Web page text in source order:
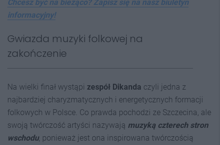
Chcesz być na bieżąco? Zapisz się na nasz biuletyn
informacyjny!
Gwiazda muzyki folkowej na
zakończenie
Na wielki finał wystąpi zespół Dikanda czyli jedna z
najbardziej charyzmatycznych i energetycznych formacji
folkowych w Polsce. Co prawda pochodzi ze Szczecina, ale
swoją twórczość artyści nazywają muzyką czterech stron
wschodu, ponieważ jest ona inspirowana twórczością